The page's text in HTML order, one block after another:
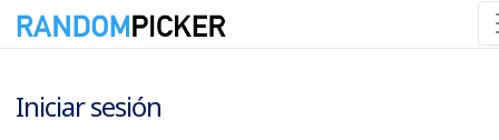
Iniciar sesión